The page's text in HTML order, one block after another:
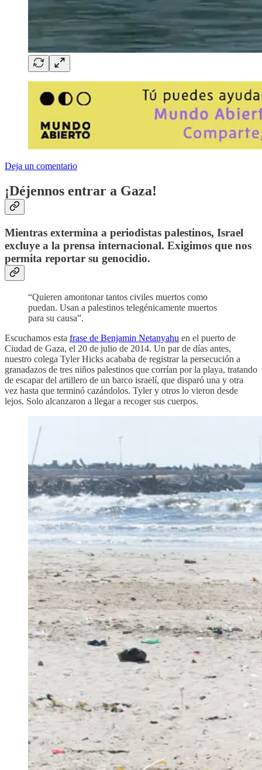
Deja un comentario
¡Déjennos entrar a Gaza!
Mientras extermina a periodistas palestinos, Israel
excluye a la prensa internacional. Exigimos que nos
permita reportar su genocidio.
“Quieren amontonar tantos civiles muertos como
puedan. Usan a palestinos telegénicamente muertos
para su causa”.
Escuchamos esta frase de Benjamin Netanyahu en el puerto de
Ciudad de Gaza, el 20 de julio de 2014. Un par de días antes,
nuestro colega Tyler Hicks acababa de registrar la persecución a
granadazos de tres niños palestinos que corrían por la playa, tratando
de escapar del artillero de un barco israelí, que disparó una y otra
vez hasta que terminó cazándolos. Tyler y otros lo vieron desde
lejos. Solo alcanzaron a llegar a recoger sus cuerpos.